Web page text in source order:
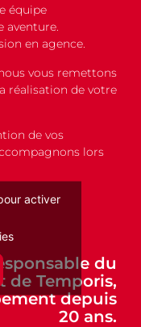
équipe
aventure.
en agence.
vous remettons
réalisation de votre
de vos
lors
activer
du
de Temporis,
depuis
20 ans.